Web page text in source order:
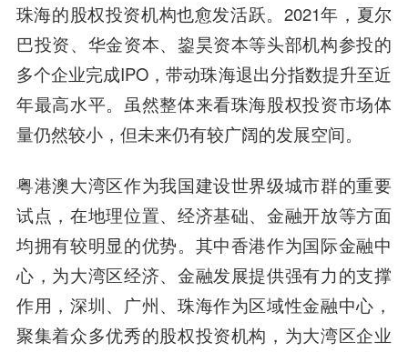
珠海的股权投资机构也愈发活跃。2021年，夏尔
巴投资、华金资本、鋆昊资本等头部机构参投的
多个企业完成IPO，带动珠海退出分指数提升至近
年最高水平。虽然整体来看珠海股权投资市场体
量仍然较小，但未来仍有较广阔的发展空间。
粤港澳大湾区作为我国建设世界级城市群的重要
试点，在地理位置、经济基础、金融开放等方面
均拥有较明显的优势。其中香港作为国际金融中
心，为大湾区经济、金融发展提供强有力的支撑
作用，深圳、广州、珠海作为区域性金融中心，
聚集着众多优秀的股权投资机构，为大湾区企业